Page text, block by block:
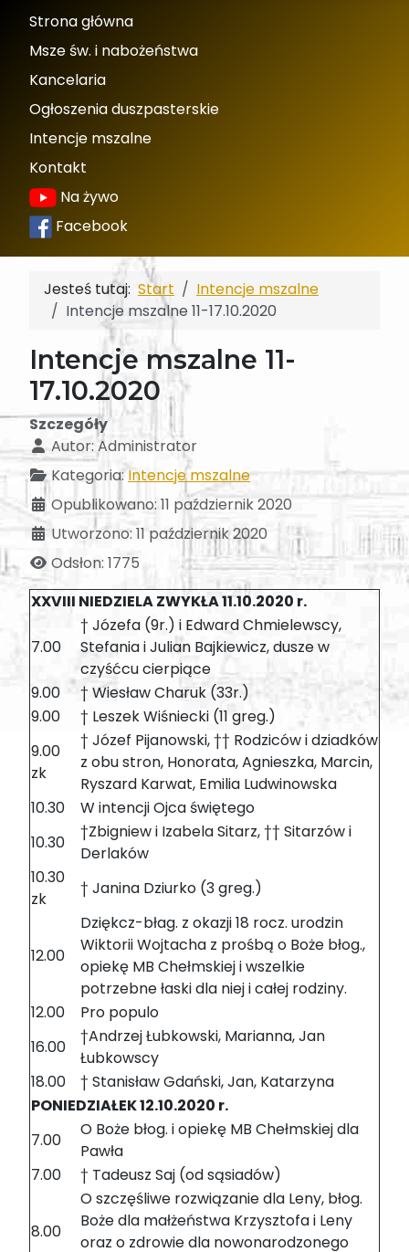
Strona główna
Msze św. i nabożeństwa
Kancelaria
Ogłoszenia duszpasterskie
Intencje mszalne
Kontakt
Na żywo
Facebook
Jesteś tutaj: Start
Intencje mszalne
Intencje mszalne 11-17.10.2020
Intencje mszalne 11-
17.10.2020
Szczegóły
Autor: Administrator
Kategoria:Intencje mszalne
Opublikowano: 11 październik 2020
Utworzono: 11 październik 2020
Odsłon: 1775
XXVIII NIEDZIELA ZWYKŁA 11.10.2020 r.
7.00
† Józefa (9r.) i Edward Chmielewscy,
Stefania i Julian Bajkiewicz, dusze w
czyśćcu cierpiące
9.00
† Wiesław Charuk (33r.)
9.00
† Leszek Wiśniecki (11 greg.)
9.00
zk
† Józef Pijanowski, †† Rodziców i dziadków
z obu stron, Honorata, Agnieszka, Marcin,
Ryszard Karwat, Emilia Ludwinowska
10.30
W intencji Ojca świętego
10.30
†Zbigniew i Izabela Sitarz, †† Sitarzów i
Derlaków
10.30
zk
† Janina Dziurko (3 greg.)
12.00
Dziękcz-błag. z okazji 18 rocz. urodzin
Wiktorii Wojtacha z prośbą o Boże błog.,
opiekę MB Chełmskiej i wszelkie
potrzebne łaski dla niej i całej rodziny.
12.00
Pro populo
16.00
†Andrzej Łubkowski, Marianna, Jan
Łubkowscy
18.00
† Stanisław Gdański, Jan, Katarzyna
PONIEDZIAŁEK 12.10.2020 r.
7.00
O Boże błog. i opiekę MB Chełmskiej dla
Pawła
7.00
† Tadeusz Saj (od sąsiadów)
8.00
O szczęśliwe rozwiązanie dla Leny, błog.
Boże dla małżeństwa Krzysztofa i Leny
oraz o zdrowie dla nowonarodzonego